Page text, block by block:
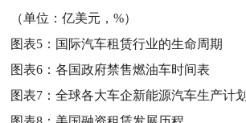
（单位：亿美元，%）
图表5： 国际汽车租赁行业的生命周期
图表6：各国政府禁售燃油车时间表
图表7：全球各大车企新能源汽车生产计划